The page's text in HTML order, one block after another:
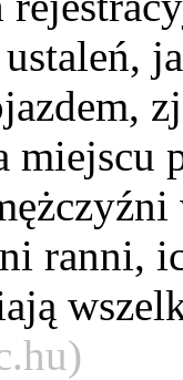
miejscu
ranni,